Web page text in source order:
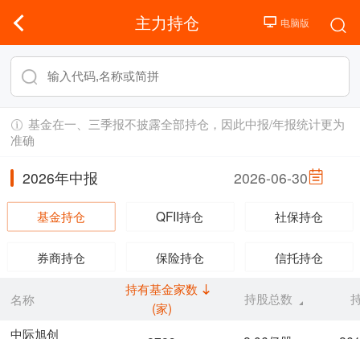
主力持仓
基金在一、三季报不披露全部持仓，因此中报/年报统计更为
准确
2026年中报 2026-06-30
基金持仓 QFII持仓 社保持仓
券商持仓 保险持仓 信托持仓
名称
中际旭创
持有基金家数
(家)
持股总数